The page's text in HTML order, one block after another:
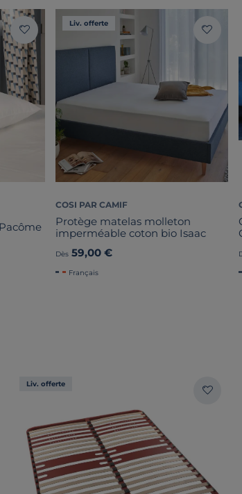
Liv. offerte
COSI PAR CAMIF
Protège matelas molleton
imperméable coton bio Isaac
Dès 59,00 €
Français
Liv. offerte